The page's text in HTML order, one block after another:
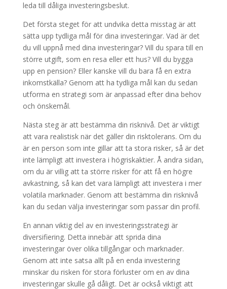
leda till dåliga investeringsbeslut.
Det första steget för att undvika detta misstag är att
sätta upp tydliga mål för dina investeringar. Vad är det
du vill uppnå med dina investeringar? Vill du spara till en
större utgift, som en resa eller ett hus? Vill du bygga
upp en pension? Eller kanske vill du bara få en extra
inkomstkälla? Genom att ha tydliga mål kan du sedan
utforma en strategi som är anpassad efter dina behov
och önskemål.
Nästa steg är att bestämma din risknivå. Det är viktigt
att vara realistisk när det gäller din risktolerans. Om du
är en person som inte gillar att ta stora risker, så är det
inte lämpligt att investera i högriskaktier. Å andra sidan,
om du är villig att ta större risker för att få en högre
avkastning, så kan det vara lämpligt att investera i mer
volatila marknader. Genom att bestämma din risknivå
kan du sedan välja investeringar som passar din profil.
En annan viktig del av en investeringsstrategi är
diversifiering. Detta innebär att sprida dina
investeringar över olika tillgångar och marknader.
Genom att inte satsa allt på en enda investering
minskar du risken för stora förluster om en av dina
investeringar skulle gå dåligt. Det är också viktigt att